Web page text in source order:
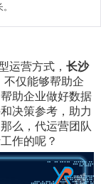
我们
运营方式， 长沙
不仅能够帮助企
助企业做好数据
决策参考，助力
么，代运营团队
作的呢？